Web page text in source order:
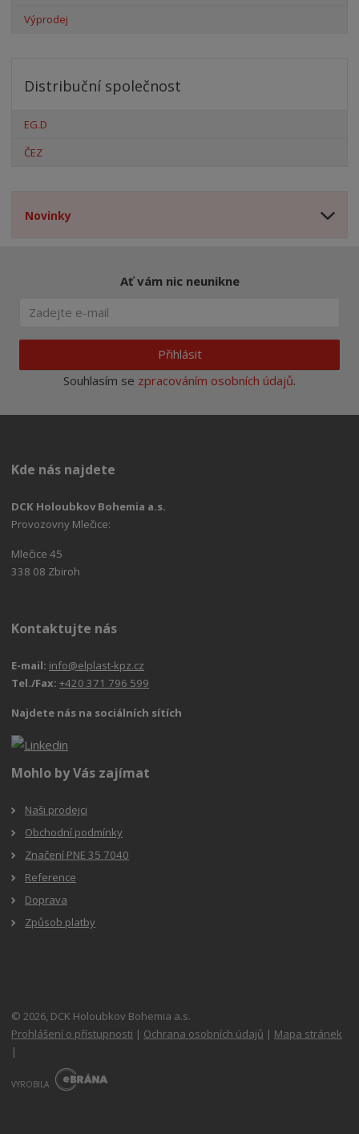
Výprodej
Distribuční společnost
EG.D
ČEZ
Novinky
Ať vám nic neunikne
Přihlásit
Souhlasím se zpracováním osobních údajů.
Kde nás najdete
DCK Holoubkov Bohemia a.s.
Provozovny Mlečice:
Mlečice 45
338 08 Zbiroh
Kontaktujte nás
E-mail: info@elplast-kpz.cz
Tel./Fax:+420 371 796 599
Najdete nás na sociálních sítích
Mohlo by Vás zajímat
Naši prodejci
Obchodní podmínky
Značení PNE 35 7040
Reference
Doprava
Způsob platby
© 2026, DCK Holoubkov Bohemia a.s.
Prohlášení o přístupnosti | Ochrana osobních údajů | Mapa stránek
|
VYROBILA